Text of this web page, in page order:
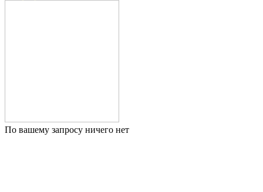
По вашему запросу ничего нет